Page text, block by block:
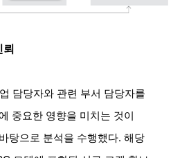
담당자와 관련 부서 담당자를
중요한 영향을 미치는 것이
탕으로 분석을 수행했다.해당